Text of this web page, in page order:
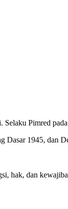
Pimred
Dasar 1945, dan
hak, dan